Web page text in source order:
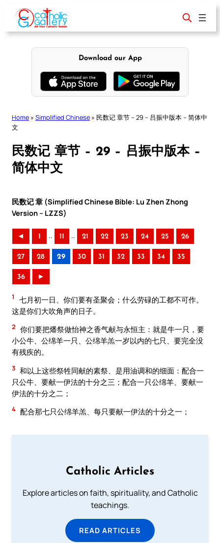
content
Download our App
Home » Simplified Chinese » 民数记 章节 – 29 – 吕振中版本 – 简体中
文
民数记 章节 – 29 – 吕振中版本 –
简体中文
民数记 章 (Simplified Chinese Bible: Lu Zhen Zhong
Version – LZZS)
◄ 1 .. 11 .. 21 22 23 24 25 26
27 28 29 30 31 32 33 34 35
36 ►
1
七月初一日、你们要有圣聚会；什么劳碌的工都不可作。
这是你们大吹角声的日子。
2 你们要把燔祭做怡神之香气献与永恒主：就是牛一只，要
小公牛、公绵羊一只、公绵羊羔一岁以内的七只、要完全没
有残疾的。
3 和以上这些祭牲同献的素祭、是用油调和的细面：配合一
只公牛、要献一伊法的十分之三；配合一只公绵羊、要献一
伊法的十分之二；
4 配合那七只公绵羊羔、每只要献一伊法的十分之一；
Catholic Articles
Explore articles on faith, spirituality, and Catholic
teachings.
READ ARTICLES